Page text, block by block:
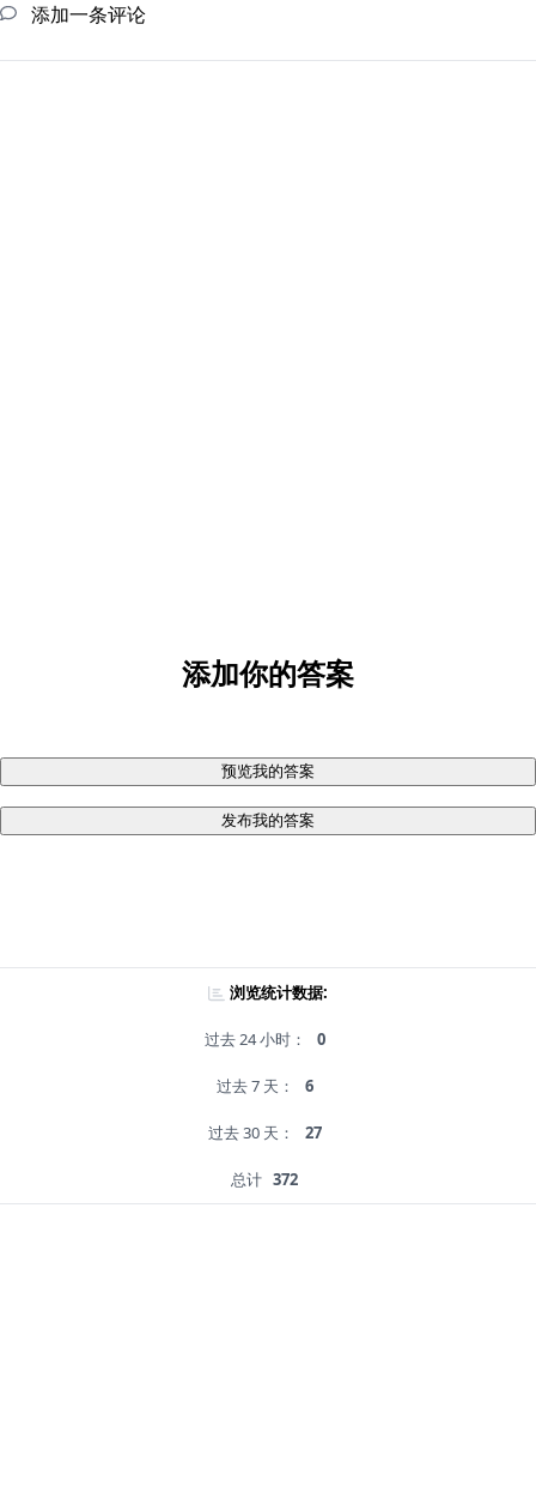
添加一条评论
添加你的答案
预览我的答案
发布我的答案
浏览统计数据:
过去 24 小时： 0
过去 7 天： 6
过去 30 天： 27
总计 372